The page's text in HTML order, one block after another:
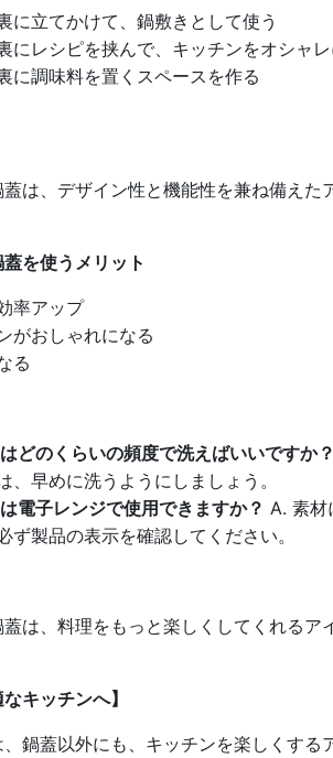
に立てかけて、鍋敷きとして使う
にレシピを挟んで、キッチンをオシャレ
に調味料を置くスペースを作る
蓋は、デザイン性と機能性を兼ね備え
を使うメリット
率アップ
がおしゃれになる
る
どのくらいの頻度で洗えばいいですか？
、早めに洗うようにしましょう。
電子レンジで使用できますか？ A. 素材
ず製品の表示を確認してください。
蓋は、料理をもっと楽しくしてくれる
キッチンへ】
、鍋蓋以外にも、キッチンを楽しくす